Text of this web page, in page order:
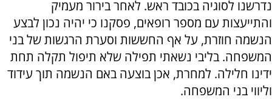
נדרשנו לסוגיה בכובד ראש. לאחר בירור מעמיק
והתייעצות עם מספר רופאים, פסקנו כי יהיה נכון לבצע
הנשמה חוזרת, על אף החששות וסערת הרגשות של בני
המשפחה. בליבי נשאתי תפילה שלא תיפול תקלה תחת
ידינו חלילה. למחרת, אכן בוצעה באם הנשמה תוך עידוד
וליווי בני המשפחה.